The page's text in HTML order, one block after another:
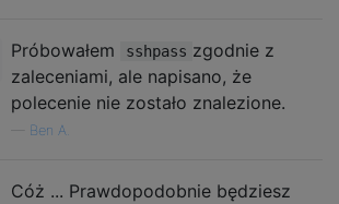
Próbowałem sshpass zgodnie z
zaleceniami, ale napisano, że
polecenie nie zostało znalezione.
Ben A.
Cóż ... Prawdopodobnie będziesz